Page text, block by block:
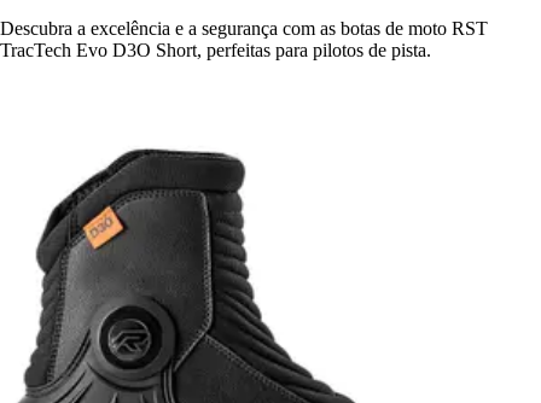
Descubra a excelência e a segurança com as botas de moto RST
TracTech Evo D3O Short, perfeitas para pilotos de pista.